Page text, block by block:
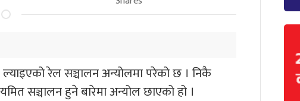
रेल सञ्चालन अन्योलमा परेको छ । निकै
सञ्चालन हुने बारेमा अन्योल छाएको हो ।